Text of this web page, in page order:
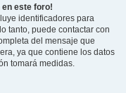
este foro!
identificadores para
tanto, puede contactar con
del mensaje que
ya que contiene los datos
tomará medidas.